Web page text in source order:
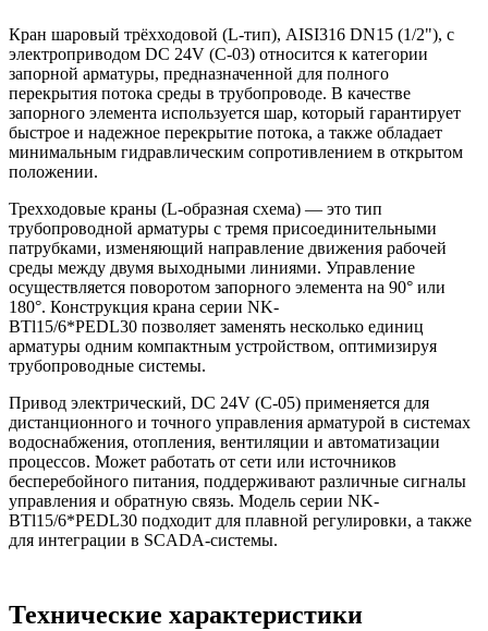
Кран шаровый трёхходовой (L-тип), AISI316 DN15 (1/2"), с
электроприводом DC 24V (C-03) относится к категории
запорной арматуры, предназначенной для полного
перекрытия потока среды в трубопроводе. В качестве
запорного элемента используется шар, который гарантирует
быстрое и надежное перекрытие потока, а также обладает
минимальным гидравлическим сопротивлением в открытом
положении.
Трехходовые краны (L-образная схема) — это тип
трубопроводной арматуры с тремя присоединительными
патрубками, изменяющий направление движения рабочей
среды между двумя выходными линиями. Управление
осуществляется поворотом запорного элемента на 90° или
180°. Конструкция крана серии NK-
BTl15/6*PEDL30 позволяет заменять несколько единиц
арматуры одним компактным устройством, оптимизируя
трубопроводные системы.
Привод электрический, DC 24V (C-05) применяется для
дистанционного и точного управления арматурой в системах
водоснабжения, отопления, вентиляции и автоматизации
процессов. Может работать от сети или источников
бесперебойного питания, поддерживают различные сигналы
управления и обратную связь. Модель серии NK-
BTl15/6*PEDL30 подходит для плавной регулировки, а также
для интеграции в SCADA-системы.
Технические характеристики